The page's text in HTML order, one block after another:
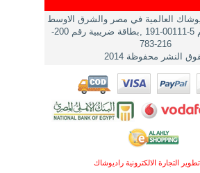
العالمية في مصر والشرق الاوسط
سجل تجاري رقم 5-00111-191 ,بطاقة ضريبية رقم 200-
216-783
النشر محفوظة 2014
التجارة الالكترونية راديوشاك